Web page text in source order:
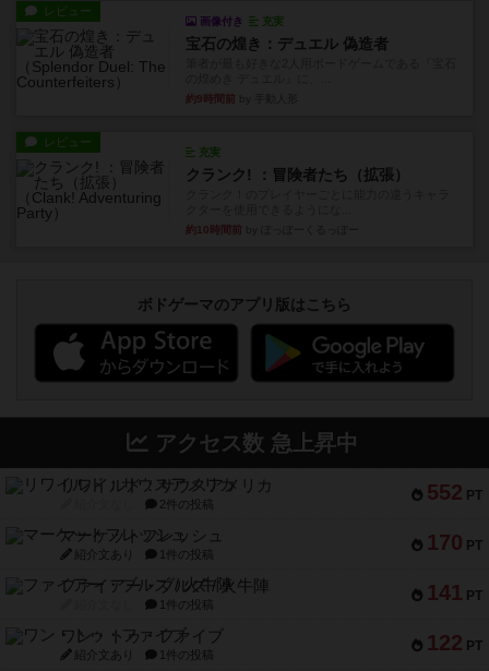
レビュー
画像付き 充実
宝石の煌き：デュエル 偽造者
約9時間前
レビュー
充実
クランク! ：冒険者たち（拡張）
約10時間前
ボドゲーマのアプリ版はこちら
アクセス数 急上昇中
552 PT
リワイルド：サウスアメリカ
2件の投稿
170 PT
マーケットフレッシュ
紹介文あり 1件の投稿
141 PT
ファイアー・ブルズ / 火牛陣
1件の投稿
122 PT
ワン・トゥ・ファイブ
紹介文あり 1件の投稿